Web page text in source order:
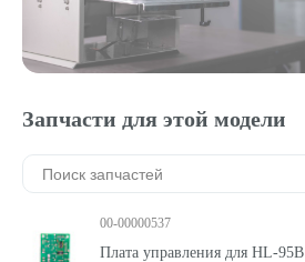
Запчасти для этой модели
00-00000537
Плата управления для HL-95B